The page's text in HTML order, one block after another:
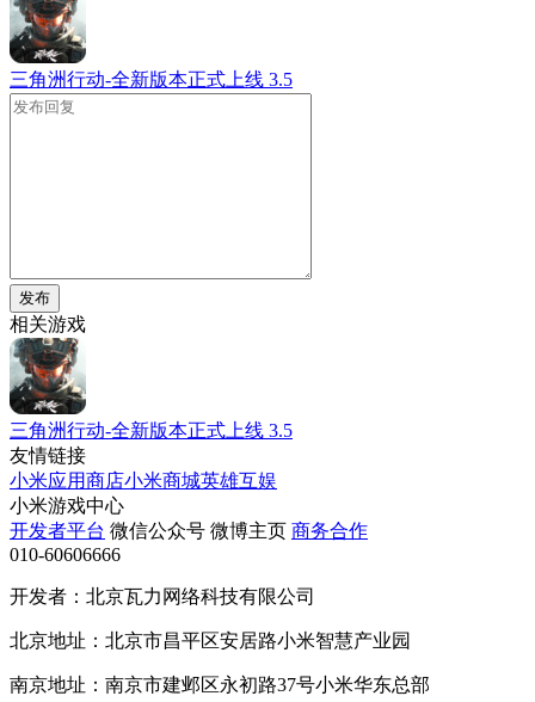
三角洲行动-全新版本正式上线 3.5
发布
相关游戏
三角洲行动-全新版本正式上线 3.5
友情链接
小米应用商店小米商城英雄互娱
小米游戏中心
开发者平台 微信公众号 微博主页 商务合作
010-60606666
开发者：北京瓦力网络科技有限公司
北京地址：北京市昌平区安居路小米智慧产业园
南京地址：南京市建邺区永初路37号小米华东总部